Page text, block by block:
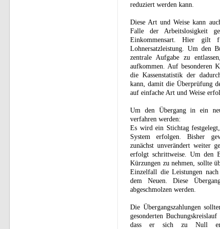
reduziert werden kann.
Diese Art und Weise kann
Falle der Arbeitslosigkeit
Einkommensart. Hier gilt
Lohnersatzleistung. Um den
zentrale Aufgabe zu
aufkommen. Auf besonderen
die Kassenstatistik der
kann, damit die Überprüfung
auf einfache Art und Weise
Um den Übergang in ein
verfahren werden:
Es wird ein Stichtag
System erfolgen. Bisher
zunächst unverändert weiter
erfolgt schrittweise. Um den
Kürzungen zu nehmen, sollte
Einzelfall die Leistungen
dem Neuen. Diese
abgeschmolzen werden.
Die Übergangszahlungen
gesonderten
dass er sich zu Null